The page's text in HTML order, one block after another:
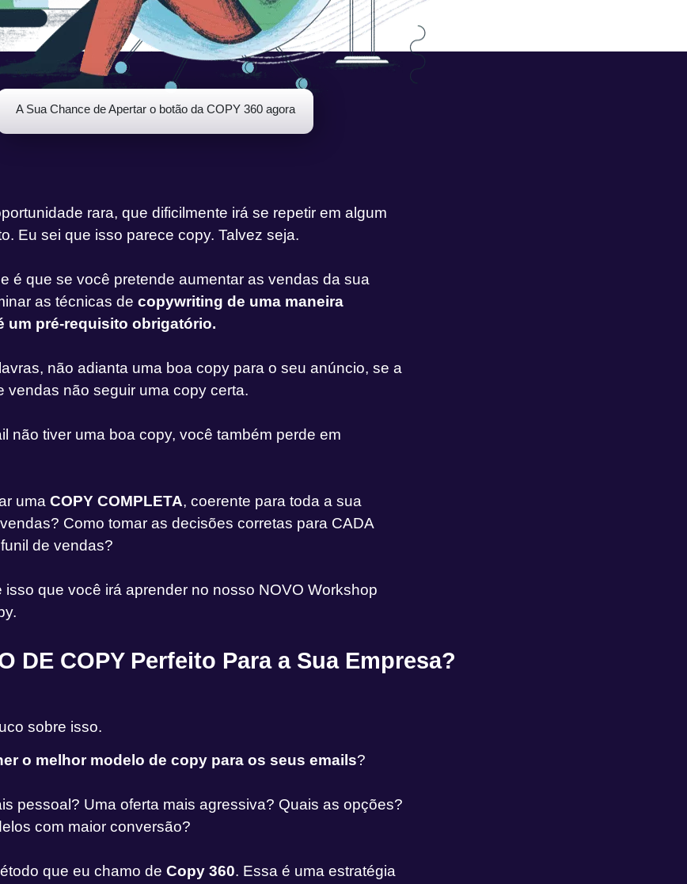
A Sua Chance de Apertar o botão da COPY 360 agora
rara, que dificilmente irá se repetir em algum
Eu sei que isso parece copy. Talvez seja.
é que se você pretende aumentar as vendas da sua
as técnicas de copywriting de uma maneira
um pré-requisito obrigatório.
não adianta uma boa copy para o seu anúncio, se a
vendas não seguir uma copy certa.
não tiver uma boa copy, você também perde em
uma COPY COMPLETA, coerente para toda a sua
Como tomar as decisões corretas para CADA
de vendas?
isso que você irá aprender no nosso NOVO Workshop
DE COPY Perfeito Para a Sua Empresa?
sobre isso.
o melhor modelo de copy para os seus emails?
pessoal? Uma oferta mais agressiva? Quais as opções?
com maior conversão?
que eu chamo de Copy 360. Essa é uma estratégia